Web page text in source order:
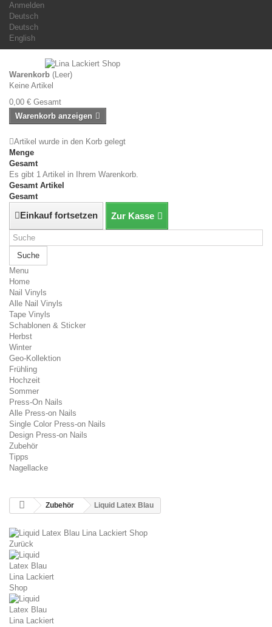
Anmelden
Deutsch
Deutsch
English
Warenkorb (Leer)
Keine Artikel
0,00 € Gesamt
Warenkorb anzeigen
Artikel wurde in den Korb gelegt
Menge
Gesamt
Es gibt 1 Artikel in Ihrem Warenkorb.
Gesamt Artikel
Gesamt
Einkauf fortsetzen Zur Kasse
Suche
Menu
Home
Nail Vinyls
Alle Nail Vinyls
Tape Vinyls
Schablonen & Sticker
Herbst
Winter
Geo-Kollektion
Frühling
Hochzeit
Sommer
Press-On Nails
Alle Press-on Nails
Single Color Press-on Nails
Design Press-on Nails
Zubehör
Tipps
Nagellacke
Zubehör Liquid Latex Blau
Zurück